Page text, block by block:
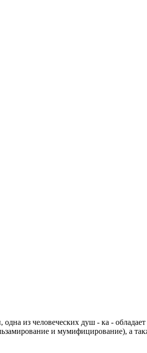
из человеческих душ - ка -
и мумифицирование), а